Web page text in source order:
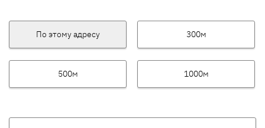
По этому адресу 300м
500м 1000м